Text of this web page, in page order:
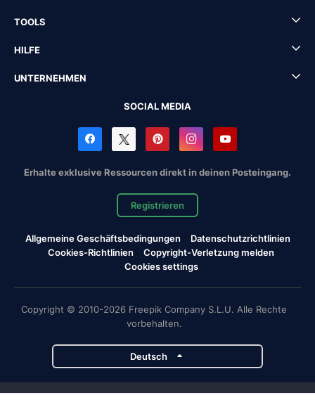
TOOLS
HILFE
UNTERNEHMEN
SOCIAL MEDIA
Erhalte exklusive Ressourcen direkt in deinen Posteingang.
Registrieren
Allgemeine Geschäftsbedingungen
Datenschutzrichtlinien
Cookies-Richtlinien
Copyright-Verletzung melden
Cookies settings
Copyright © 2010-2026 Freepik Company S.L.U. Alle Rechte
vorbehalten.
Deutsch